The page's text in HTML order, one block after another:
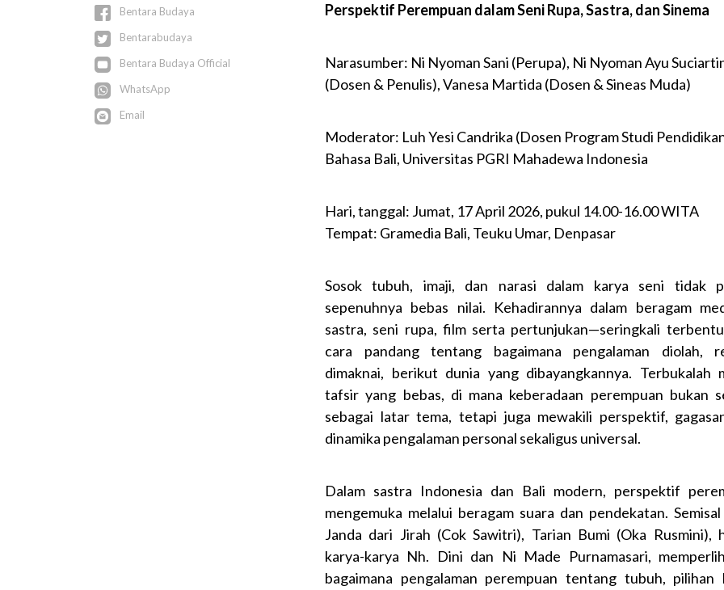
Bentara Budaya
Bentarabudaya
Bentara Budaya Official
WhatsApp
Email
Perspektif Perempuan dalam Seni Rupa, Sastra, dan Sinema
Narasumber: Ni Nyoman Sani (Perupa), Ni Nyoman Ayu
(Dosen & Penulis), Vanesa Martida (Dosen & Sineas Muda)
Moderator: Luh Yesi Candrika (Dosen Program Studi
Bahasa Bali, Universitas PGRI Mahadewa Indonesia
Hari, tanggal: Jumat, 17 April 2026, pukul 14.00-16.00 WITA
Tempat: Gramedia Bali, Teuku Umar, Denpasar
Sosok tubuh, imaji, dan narasi dalam karya seni tidak
sepenuhnya bebas nilai. Kehadirannya dalam beragam
sastra, seni rupa, film serta pertunjukan—seringkali
cara pandang tentang bagaimana pengalaman diolah,
dimaknai, berikut dunia yang dibayangkannya. Terbukalah
tafsir yang bebas, di mana keberadaan perempuan bukan
sebagai latar tema, tetapi juga mewakili perspektif,
dinamika pengalaman personal sekaligus universal.
Dalam sastra Indonesia dan Bali modern, perspektif
mengemuka melalui beragam suara dan pendekatan.
Janda dari Jirah (Cok Sawitri), Tarian Bumi (Oka Rusmini),
karya-karya Nh. Dini dan Ni Made Purnamasari,
bagaimana pengalaman perempuan tentang tubuh, pilihan